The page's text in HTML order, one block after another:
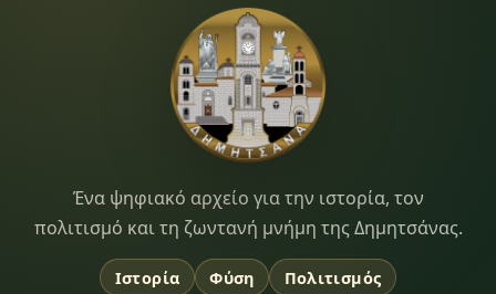
Dimitsana.gr
Ένα ψηφιακό αρχείο για την ιστορία, τον
πολιτισμό και τη ζωντανή μνήμη της Δημητσάνας.
Ιστορία Φύση Πολιτισμός